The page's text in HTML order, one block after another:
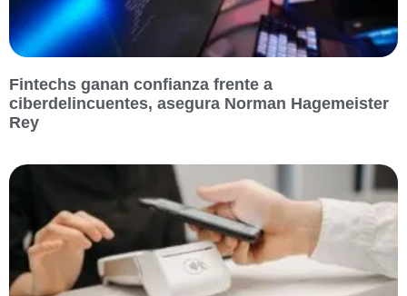
Fintechs ganan confianza frente a
ciberdelincuentes, asegura Norman Hagemeister
Rey